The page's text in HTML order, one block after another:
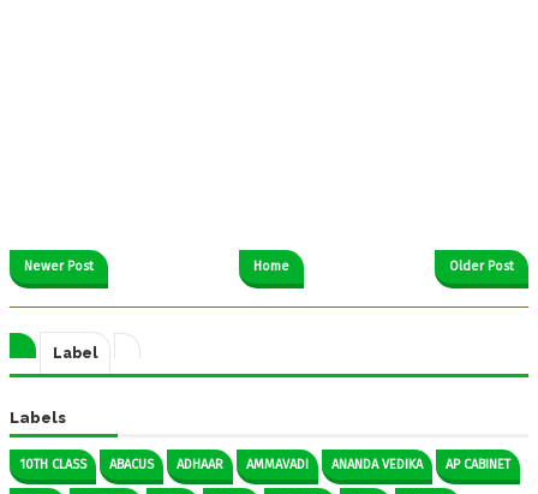
Newer Post Older Post
Home
Label
Labels
10TH CLASS ABACUS ADHAAR AMMAVADI ANANDA VEDIKA AP CABINET